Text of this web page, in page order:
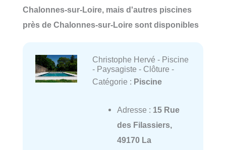
Chalonnes-sur-Loire, mais d'autres piscines
près de Chalonnes-sur-Loire sont disponibles
Christophe Hervé - Piscine
- Paysagiste - Clôture -
Catégorie : Piscine
Adresse : 15 Rue
des Filassiers,
49170 La